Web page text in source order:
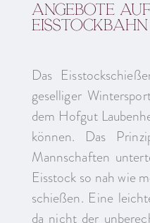
Angebote
Eisstockbahn
Das
geselliger
dem Hofgut
können. Das
Mannschaften
Eisstock so nah wie
schießen. Eine
da nicht der